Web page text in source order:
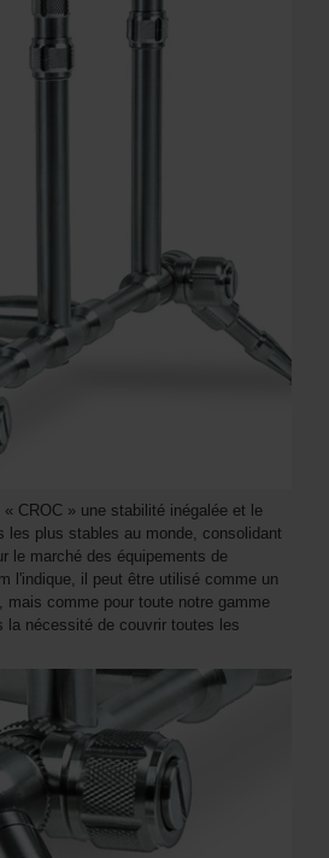
CROC » une stabilité inégalée et le
les plus stables au monde, consolidant
le marché des équipements de
l'indique, il peut être utilisé comme un
mais comme pour toute notre gamme
la nécessité de couvrir toutes les